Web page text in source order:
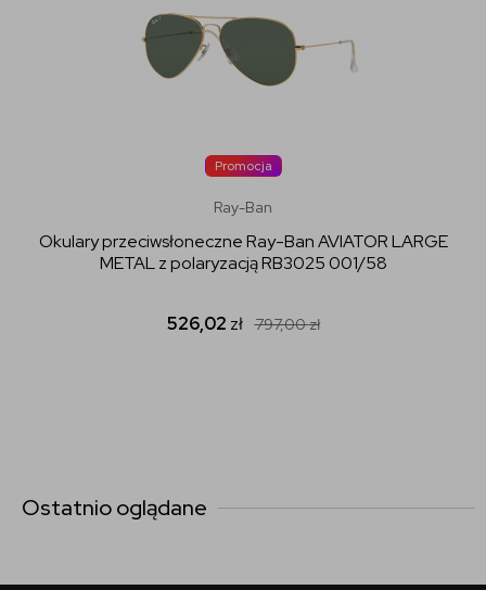
Promocja
Ray-Ban
Okulary przeciwsłoneczne Ray-Ban AVIATOR LARGE
METAL z polaryzacją RB3025 001/58
526,02 zł 797,00zł
Ostatnio oglądane